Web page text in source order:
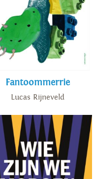
Fantoommerrie
Lucas Rijneveld